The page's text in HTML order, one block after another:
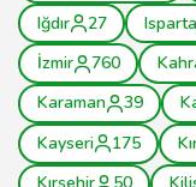
Iğdır
27 Isparta
İzmir
760
Karaman
39
Kayseri
175